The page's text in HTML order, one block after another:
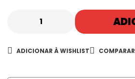
ADICIONAR À WISHLIST COMPARAR